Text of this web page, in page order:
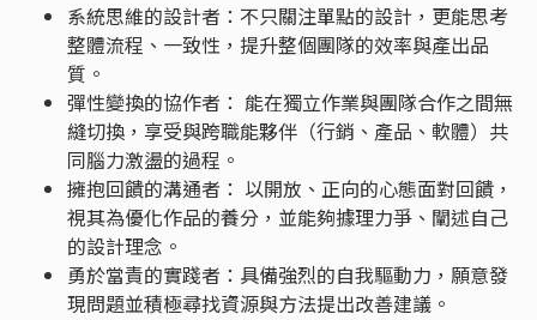
系統思維的設計者：不只關注單點的設計，更能思考
整體流程、一致性，提升整個團隊的效率與產出品
質。
彈性變換的協作者： 能在獨立作業與團隊合作之間無
縫切換，享受與跨職能夥伴（行銷、產品、軟體）共
同腦力激盪的過程。
擁抱回饋的溝通者： 以開放、正向的心態面對回饋，
視其為優化作品的養分，並能夠據理力爭、闡述自己
的設計理念。
勇於當責的實踐者：具備強烈的自我驅動力，願意發
現問題並積極尋找資源與方法提出改善建議。